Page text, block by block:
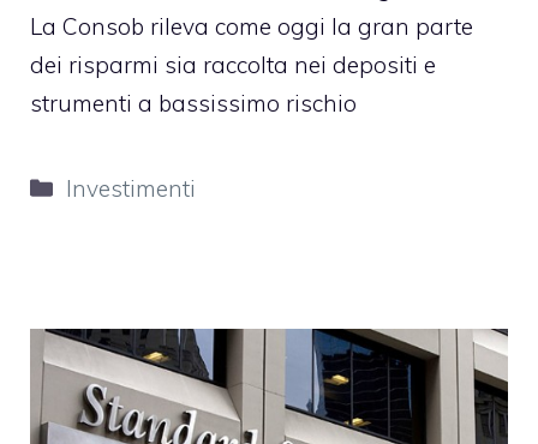
La Consob rileva come oggi la gran parte
dei risparmi sia raccolta nei depositi e
strumenti a bassissimo rischio
Categorie
Investimenti